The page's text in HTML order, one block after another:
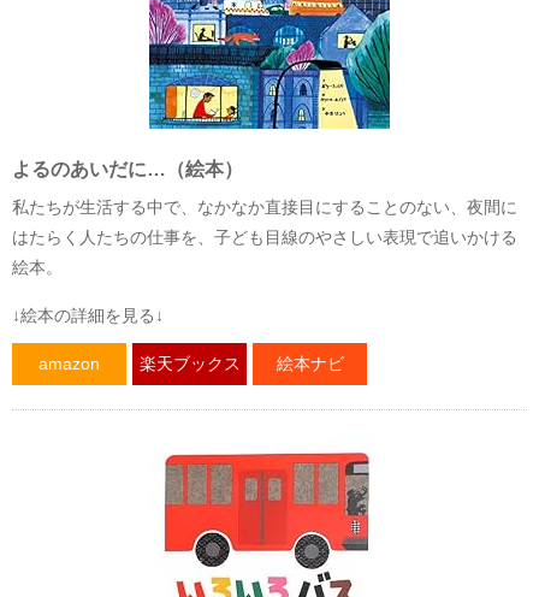
よるのあいだに…（絵本）
私たちが生活する中で、なかなか直接目にすることのない、夜間に
はたらく人たちの仕事を、子ども目線のやさしい表現で追いかける
絵本。
↓絵本の詳細を見る↓
amazon 楽天ブックス 絵本ナビ